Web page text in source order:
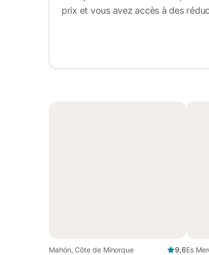
prix et vous avez accès à des
Mahón, Côte de Minorque
9,6Es